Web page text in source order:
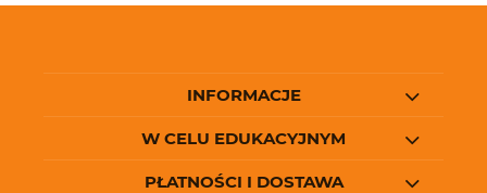
INFORMACJE
W CELU EDUKACYJNYM
PŁATNOŚCI I DOSTAWA